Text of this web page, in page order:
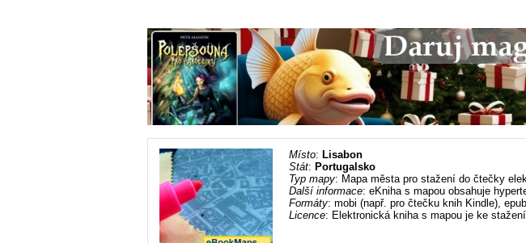
Místo: Lisabon
Stát: Portugalsko
Typ mapy: Mapa města pro stažení do čtečky
Další informace: eKniha s mapou obsahuje
Formáty: mobi (např. pro čtečku knih Kindle),
Licence: Elektronická kniha s mapou je ke